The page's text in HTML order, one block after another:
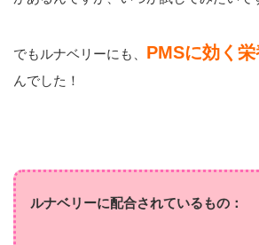
でもルナベリーにも、 PMSに効く
んでした！
ルナベリーに配合されているもの：